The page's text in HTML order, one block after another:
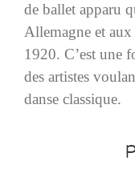
de ballet apparu
Allemagne et
1920. C’est une
des artistes
danse classique.